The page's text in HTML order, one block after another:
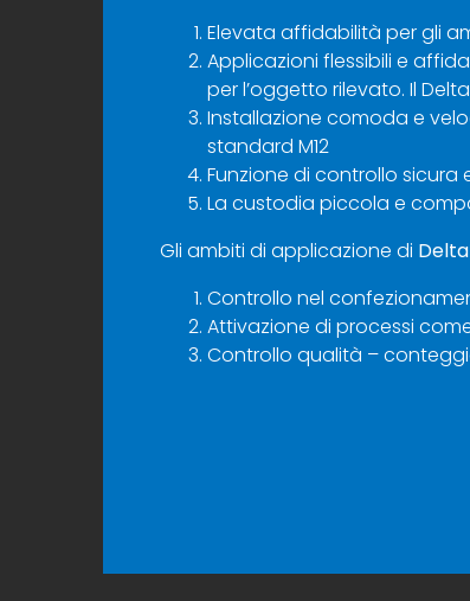
Elevata affidabilità per gli
Applicazioni flessibili e
per l’oggetto rilevato. Il
Installazione comoda e
standard M12
Funzione di controllo sicura
La custodia piccola e
Gli ambiti di applicazione di
Controllo nel
Attivazione di processi
Controllo qualità –